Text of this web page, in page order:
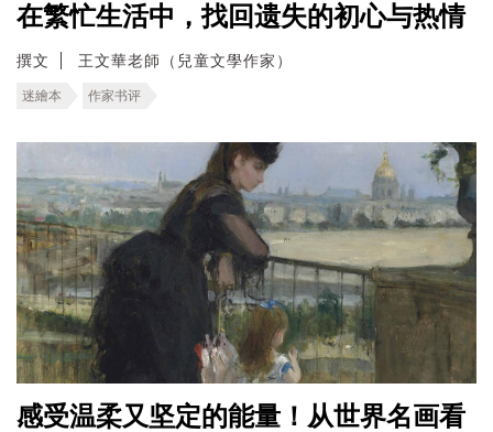
在繁忙生活中，找回遗失的初心与热情
撰文 王文華老師（兒童文學作家）
迷繪本 作家书评
感受温柔又坚定的能量！从世界名画看